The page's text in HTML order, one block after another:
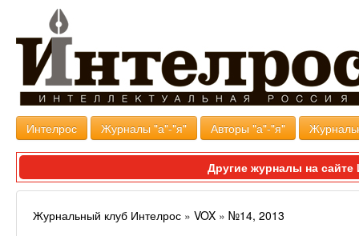
Интелрос Журналы "а"-"я" Авторы "а"-"я"
Другие журналы на
Журнальный клуб Интелрос » VOX » №14, 2013